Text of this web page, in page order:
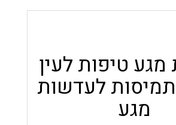
טיפות לעין
לעדשות
מגע